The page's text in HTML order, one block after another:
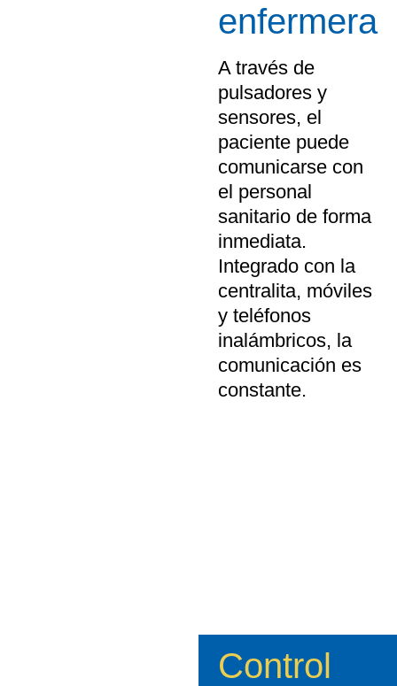
enfermera
A través de
pulsadores y
sensores, el
paciente puede
comunicarse con
el personal
sanitario de forma
inmediata.
Integrado con la
centralita, móviles
y teléfonos
inalámbricos, la
comunicación es
constante.
Control